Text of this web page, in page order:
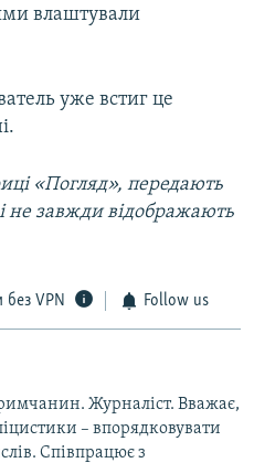
влаштували
уже встиг це
«Погляд», передають
не завжди відображають
без VPN Follow us
Журналіст. Вважає,
– впорядковувати
Співпрацює з